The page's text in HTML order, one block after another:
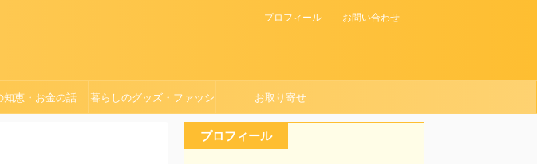
プロフィール お問い合わせ
知恵・お金の話 暮らしのグッズ・ファッシ お取り寄せ
プロフィール